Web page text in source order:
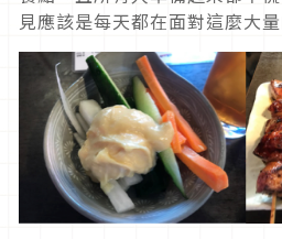
見應該是每天都在面對這麼大